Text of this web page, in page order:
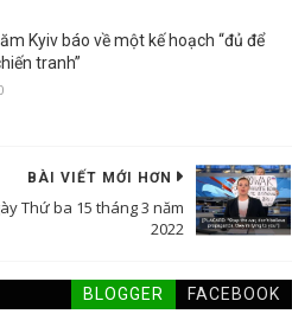
Kyiv báo về một kế hoạch “đủ để
tranh”
BÀI VIẾT MỚI HƠN
Thứ ba 15 tháng 3 năm
2022
BLOGGER FACEBOOK